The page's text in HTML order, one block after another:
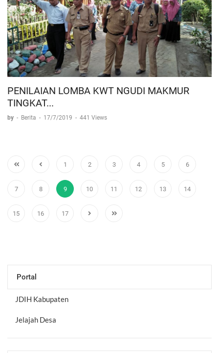
PENILAIAN LOMBA KWT NGUDI MAKMUR
TINGKAT...
by - Berita - 17/7/2019 - 441 Views
1 2 3 4 5 6
7 8 9 10 11 12 13 14
15 16 17
Portal
JDIH Kabupaten
Jelajah Desa